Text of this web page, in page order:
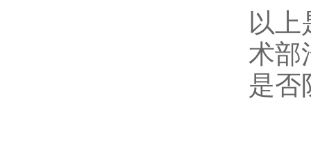
以
术部
是否